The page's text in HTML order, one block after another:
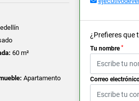
60 m²
Apartamento
¿Prefieres que
Tu nombre *
Correo